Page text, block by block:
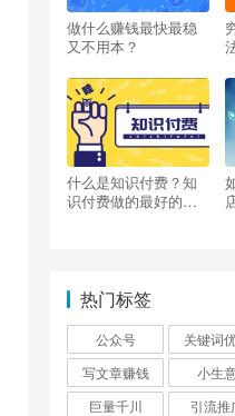
做什么赚钱最快最稳
又不用本？
什么是知识付费？知
识付费做的最好的平
热门标签
公众号 关键词
写文章赚钱
小生
巨量千川
引流推